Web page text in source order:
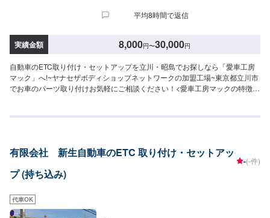
平均8時間で返信
実績金額 8,000円〜30,000円
自動車のETC取り付け・セットアップを立川・昭島でお探しなら「愛車工房
マック」へ!~ヤナセザボディショップネットワークの加盟工場~東京都立川市
でお車のパーツ取り付けお気軽にご相談ください！<愛車工房マックの特徴
番などをお送りください<作業の流れ>【1】オファーにてお問い合わせ【2】
ご用意しています。お車の作業中は代車をご利用ください。※代車の燃料代は
お客様にご負担いただいております。※状況により貸し出しできかねる場合も
ございます。<定休日・営業時間>【平日】8:30～19:00【土曜】8:30～
有限会社 新生自動車のETC 取り付け・セットアッ
プ (持ち込み)
-(-件)
代車OK